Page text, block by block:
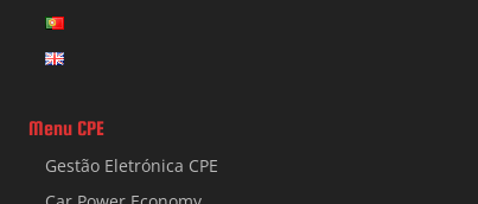
Menu CPE
Gestão Eletrónica CPE